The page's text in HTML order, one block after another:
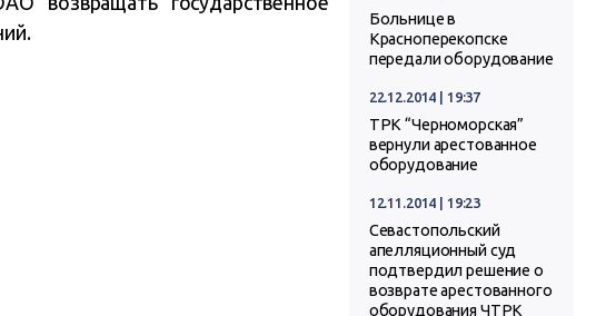
Больнице в
Красноперекопске
передали оборудование
22.12.2014 | 19:37
ТРК “Черноморская”
вернули арестованное
оборудование
12.11.2014 | 19:23
Севастопольский
апелляционный суд
подтвердил решение о
возврате арестованного
оборудования ЧТРК